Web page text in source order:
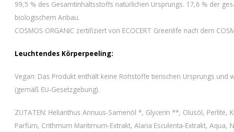
99,5 % des Gesamtinhaltsstoffs natürlichen Ursprungs. 17,6 % der
biologischem Anbau.
COSMOS ORGANIC zertifiziert von ECOCERT Greenlife nach dem
Leuchtendes Körperpeeling:
Vegan: Das Produkt enthält keine Rohstoffe tierischen Ursprungs und
(gemäß EU-Gesetzgebung).
ZUTATEN: Helianthus Annuus-Samenöl *, Glycerin **, Olusöl, Perlite,
Parfüm, Crithmum Maritimum-Extrakt, Alaria Esculenta-Extrakt, Aqua,